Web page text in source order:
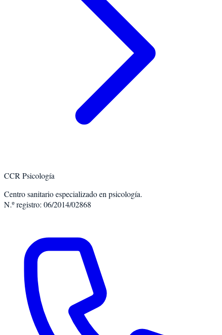
CCR Psicología
Centro sanitario especializado en psicología.
N.º registro: 06/2014/02868